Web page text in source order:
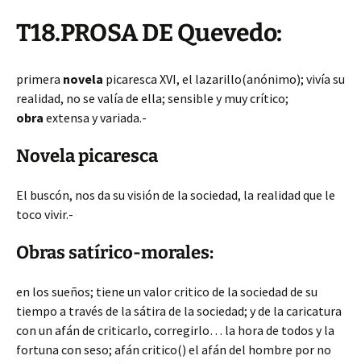
T18.PROSA DE Quevedo:
primera novela picaresca XVI, el lazarillo(anónimo); vivía su
realidad, no se valía de ella; sensible y muy crítico;
obra extensa y variada.-
Novela picaresca
El buscón, nos da su visión de la sociedad, la realidad que le
toco vivir.-
Obras satírico-morales:
en los sueños; tiene un valor critico de la sociedad de su
tiempo a través de la sátira de la sociedad; y de la caricatura
con un afán de criticarlo, corregirlo… la hora de todos y la
fortuna con seso; afán critico() el afán del hombre por no